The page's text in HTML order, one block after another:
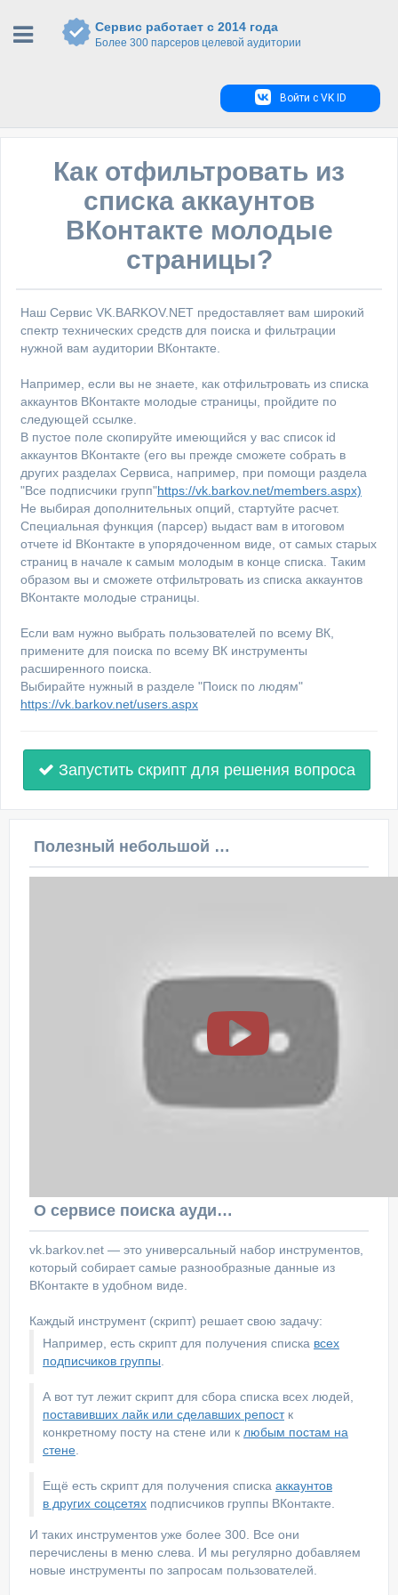
Сервис работает с 2014 года
Более 300 парсеров целевой аудитории
Войти с VK ID
Как отфильтровать из
списка аккаунтов
ВКонтакте молодые
страницы?
Наш Сервис VK.BARKOV.NET предоставляет вам широкий
спектр технических средств для поиска и фильтрации
нужной вам аудитории ВКонтакте.
Например, если вы не знаете, как отфильтровать из списка
аккаунтов ВКонтакте молодые страницы, пройдите по
следующей ссылке.
В пустое поле скопируйте имеющийся у вас список id
аккаунтов ВКонтакте (его вы прежде сможете собрать в
других разделах Сервиса, например, при помощи раздела
"Все подписчики групп"https://vk.barkov.net/members.aspx)
Не выбирая дополнительных опций, стартуйте расчет.
Специальная функция (парсер) выдаст вам в итоговом
отчете id ВКонтакте в упорядоченном виде, от самых старых
страниц в начале к самым молодым в конце списка. Таким
образом вы и сможете отфильтровать из списка аккаунтов
ВКонтакте молодые страницы.
Если вам нужно выбрать пользователей по всему ВК,
примените для поиска по всему ВК инструменты
расширенного поиска.
Выбирайте нужный в разделе "Поиск по людям"
https://vk.barkov.net/users.aspx
Запустить скрипт для решения вопроса
Полезный небольшой видеоурок по этой теме
О сервисе поиска аудитории ВКонтакте
vk.barkov.net — это универсальный набор инструментов,
который собирает самые разнообразные данные из
ВКонтакте в удобном виде.
Каждый инструмент (скрипт) решает свою задачу:
Например, есть скрипт для получения списка всех
подписчиков группы
А вот тут лежит скрипт для сбора списка всех людей,
поставивших лайк или сделавших репостк
конкретному посту на стене или к любым постам на
стене
Ещё есть скрипт для получения списка аккаунтов
в других соцсетях подписчиков группы ВКонтакте.
И таких инструментов уже более 300. Все они
перечислены в меню слева. И мы регулярно добавляем
новые инструменты по запросам пользователей.